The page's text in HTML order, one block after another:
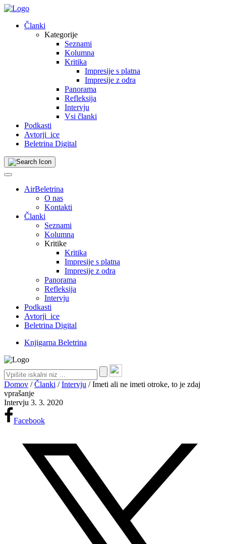
Skip
contentČlanki
Kategorije
Seznami
Kolumna
Kritika
Impresije s platna
Impresije z odra
Panorama
Refleksija
Intervju
Vsi članki
Podkasti
Avtorji_ice
Beletrina Digital
AirBeletrina
O nas
Kontakti
Članki
Seznami
Kolumna
Kritike
Kritika
Impresije s platna
Impresije z odra
Panorama
Refleksija
Intervju
Podkasti
Avtorji_ice
Beletrina Digital
Knjigarna Beletrina
Domov /Članki /Intervju /Imeti ali ne imeti otroke, to je zdaj
vprašanje
Intervju 3. 3. 2020
Facebook